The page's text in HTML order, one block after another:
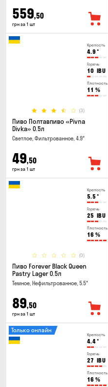
559,50
грн за 1 шт
Крепость
4.9 °
Горечь
10 IBU
Плотность
11 %
(3)
Пиво Полтавпиво «Pivna
Divka» 0.5л
Светлое, Фильтрованное, 4.9°
49,50
грн за 1 шт
Крепость
5.5 °
Горечь
25 IBU
Плотность
16 %
(0)
Пиво Forever Black Queen
Pastry Lager 0.5л
Темное, Нефильтрованное, 5.5°
89,50
грн за 1 шт
Крепость
4.4°
Горечь
27 IBU
Плотность
16 %
Только онлайн